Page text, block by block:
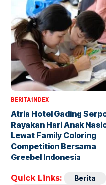
BERITAINDEX
Atria Hotel Gading
Rayakan Hari Anak
Lewat Family Coloring
Competition Bersama
Greebel Indonesia
Quick Links: Berita